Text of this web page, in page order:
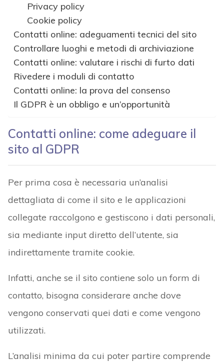
Privacy policy
Cookie policy
Contatti online: adeguamenti tecnici del sito
Controllare luoghi e metodi di archiviazione
Contatti online: valutare i rischi di furto dati
Rivedere i moduli di contatto
Contatti online: la prova del consenso
Il GDPR è un obbligo e un’opportunità
Contatti online: come adeguare il
sito al GDPR
Per prima cosa è necessaria un’analisi
dettagliata di come il sito e le applicazioni
collegate raccolgono e gestiscono i dati personali,
sia mediante input diretto dell’utente, sia
indirettamente tramite cookie.
Infatti, anche se il sito contiene solo un form di
contatto, bisogna considerare anche dove
vengono conservati quei dati e come vengono
utilizzati.
L’analisi minima da cui poter partire comprende